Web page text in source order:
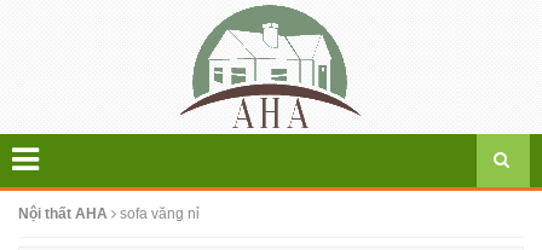
Nội thất AHA sofa văng nỉ